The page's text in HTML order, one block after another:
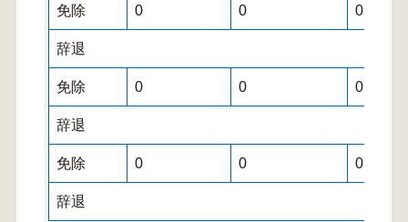
免除 0 0 0
辞退
免除 0 0 0
辞退
免除 0 0 0
辞退